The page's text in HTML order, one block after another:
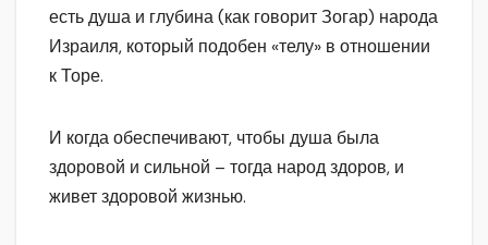
есть душа и глубина (как говорит Зогар) народа
Израиля, который подобен «телу» в отношении
к Торе.
И когда обеспечивают, чтобы душа была
здоровой и сильной – тогда народ здоров, и
живет здоровой жизнью.